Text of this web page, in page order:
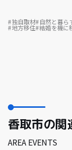
独自取材 自然と暮ら
地方移住 結婚を機に
香取市の関
AREA EVENTS